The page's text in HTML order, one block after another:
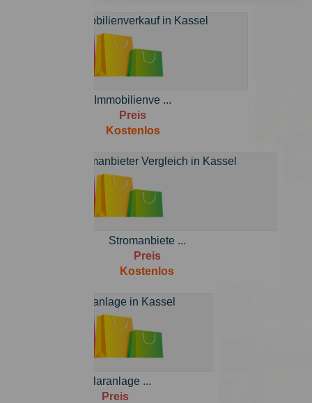
Immobilienve ...
Preis
Kostenlos
Stromanbiete ...
Preis
Kostenlos
Solaranlage ...
Preis